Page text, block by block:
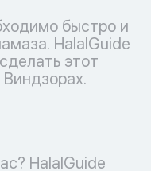
быстро и
HalalGuide
этот
HalalGuide